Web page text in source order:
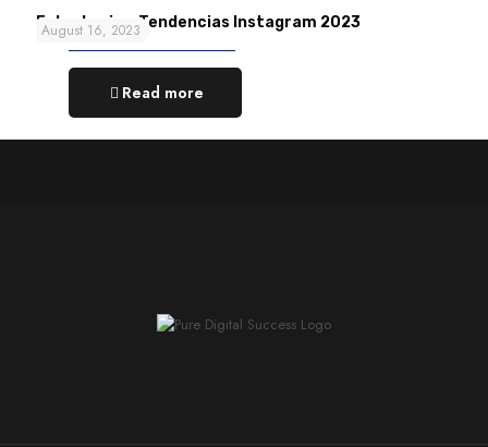
August 16, 2023
Estrategia y Tendencias Instagram 2023
Read more